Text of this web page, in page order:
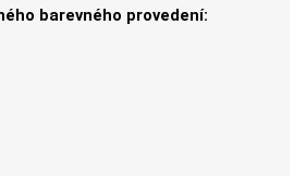
barevného provedení: